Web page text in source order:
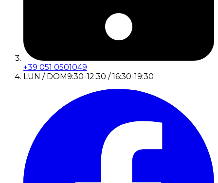
+39 051 0501049
LUN / DOM9:30-12:30 / 16:30-19:30